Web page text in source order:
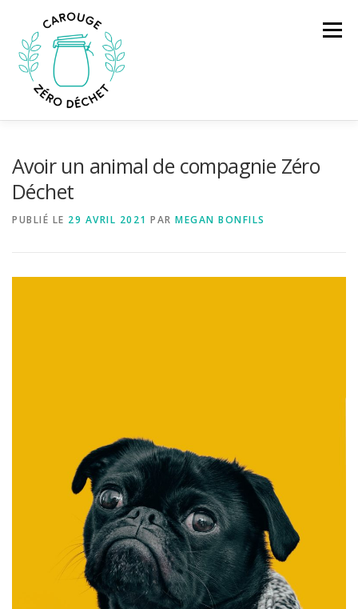
contenu
Menu
Avoir un animal de compagnie Zéro
Déchet
PUBLIÉ LE 29 AVRIL 2021 PAR MEGAN BONFILS